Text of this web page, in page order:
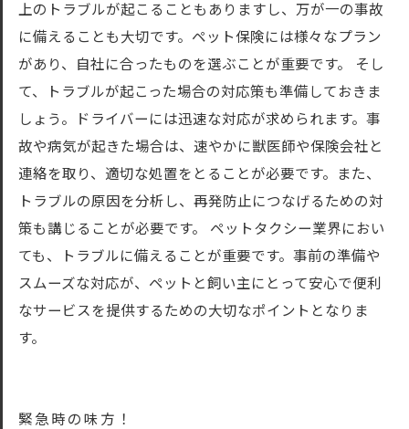
上のトラブルが起こることもありますし、万が一の事故
に備えることも大切です。ペット保険には様々なプラン
があり、自社に合ったものを選ぶことが重要です。 そし
て、トラブルが起こった場合の対応策も準備しておきま
しょう。ドライバーには迅速な対応が求められます。事
故や病気が起きた場合は、速やかに獣医師や保険会社と
連絡を取り、適切な処置をとることが必要です。また、
トラブルの原因を分析し、再発防止につなげるための対
策も講じることが必要です。 ペットタクシー業界におい
ても、トラブルに備えることが重要です。事前の準備や
スムーズな対応が、ペットと飼い主にとって安心で便利
なサービスを提供するための大切なポイントとなりま
す。
緊急時の味方！